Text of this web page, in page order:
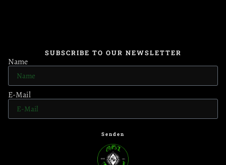
SUBSCRIBE TO OUR NEWSLETTER
Name
E-Mail
Senden